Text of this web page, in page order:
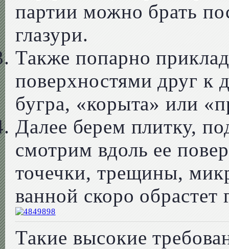
партии можно брать
глазури.
Также попарно
поверхностями друг к
бугра, «корыта» или
Далее берем плитку,
смотрим вдоль ее
точечки, трещины,
ванной скоро
Такие высокие